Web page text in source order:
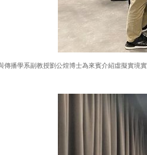
傳播學系副教授劉公煌博士為來賓介紹虛擬實境